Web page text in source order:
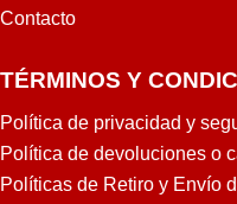
Contacto
TÉRMINOS Y
Política de privacidad y
Política de devoluciones o
Políticas de Retiro y Envío